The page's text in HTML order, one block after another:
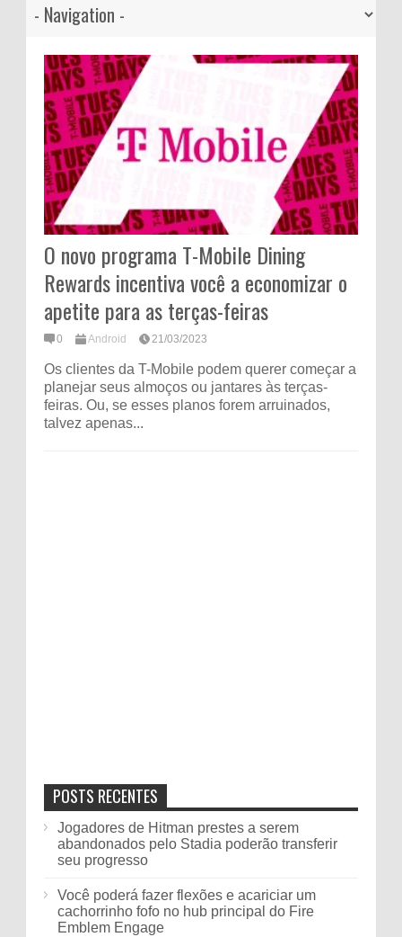
O novo programa T-Mobile Dining
Rewards incentiva você a economizar o
apetite para as terças-feiras
0 Android 21/03/2023
Os clientes da T-Mobile podem querer começar a
planejar seus almoços ou jantares às terças-
feiras. Ou, se esses planos forem arruinados,
talvez apenas...
POSTS RECENTES
Jogadores de Hitman prestes a serem
abandonados pelo Stadia poderão transferir
seu progresso
Você poderá fazer flexões e acariciar um
cachorrinho fofo no hub principal do Fire
Emblem Engage